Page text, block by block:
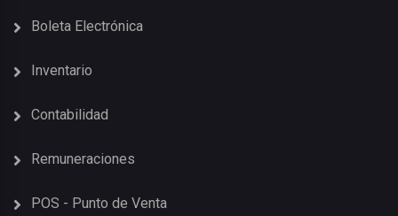
Boleta Electrónica
Inventario
Contabilidad
Remuneraciones
POS - Punto de Venta